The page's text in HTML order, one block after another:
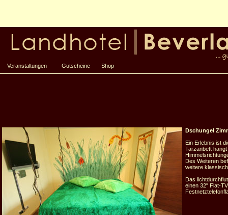
Veranstaltungen Gutscheine Shop
Dschungel
Ein Erlebnis ist
Tarzanbett
Des Weiteren
weitere
Das
einen 32" Flat-